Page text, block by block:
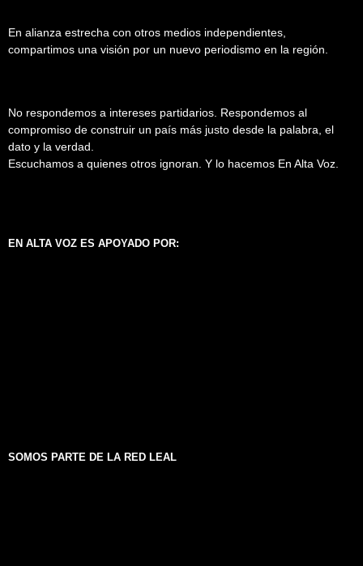
En alianza estrecha con otros medios independientes,
compartimos una visión por un nuevo periodismo en la región.
No respondemos a intereses partidarios. Respondemos al
compromiso de construir un país más justo desde la palabra, el
dato y la verdad.
Escuchamos a quienes otros ignoran. Y lo hacemos En Alta Voz.
EN ALTA VOZ ES APOYADO POR:
SOMOS PARTE DE LA RED LEAL